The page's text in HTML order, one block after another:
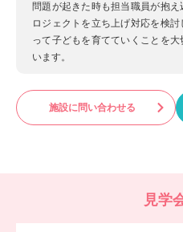
問題が起きた時も担当職員が抱
ロジェクトを立ち上げ対応を検
って子どもを育てていくことを
います。
施設に問い合わせる
見学